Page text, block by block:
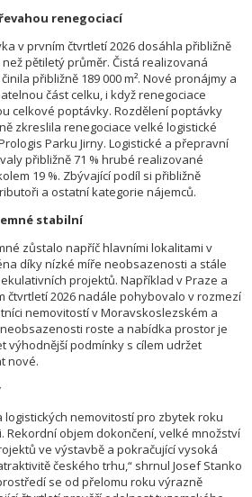
renegociací
v prvním čtvrtletí 2026 dosáhla přibližně
než pětiletý průměr. Čistá realizovaná
přibližně 189 000 m². Nové pronájmy a
část celku, i když renegociace
celkové poptávky. Rozdělení poptávky
zkreslila renegociace velké logistické
Parku Jirny. Logistické a přepravní
přibližně 71 % hrubé realizované
19 %. Zbývající podíl si přibližně
a ostatní kategorie nájemců.
stabilní
zůstalo napříč hlavními lokalitami v
díky nízké míře neobsazenosti a stále
projektů. Například v Praze a
čtvrtletí 2026 nadále pohybovalo v rozmezí
nemovitostí v Moravskoslezském a
roste a nabídka prostor je
výhodnější podmínky s cílem udržet
nové.
logistických nemovitostí pro zbytek roku
Rekordní objem dokončení, velké množství
ve výstavbě a pokračující vysoká
českého trhu,“ shrnul Josef Stanko
se od přelomu roku výrazně